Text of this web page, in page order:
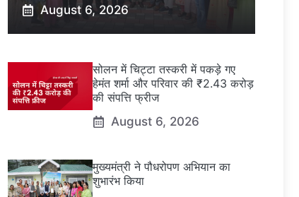
August 6, 2026
सोलन में चिट्टा तस्करी में पकड़े गए
हेमंत शर्मा और परिवार की ₹2.43 करोड़
की संपत्ति फ्रीज
August 6, 2026
मुख्यमंत्री ने पौधरोपण अभियान का
शुभारंभ किया